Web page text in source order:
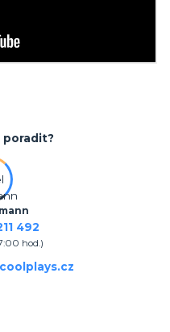
492
hod.)